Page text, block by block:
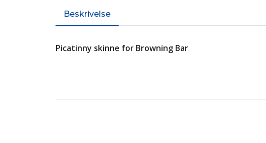
Beskrivelse
Picatinny skinne for Browning Bar